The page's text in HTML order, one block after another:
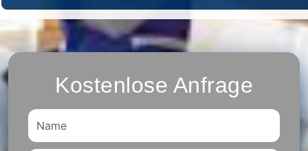
Kostenlose Anfrage